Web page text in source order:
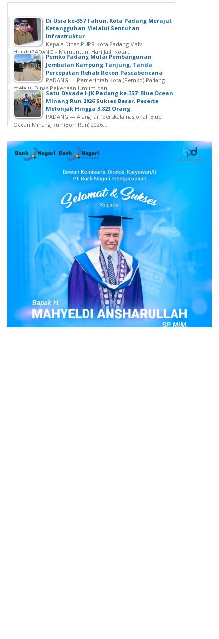
Di Usia ke-357 Tahun, Kota Padang Merajut
Ketangguhan Melalui Sentuhan
Infrastruktur ‎
Kepala Dinas PUPR Kota Padang Malvi
HendriPADANG - Momentum Hari Jadi Kota...
Pemko Padang Mulai Pembangunan
Jembatan Kampung Tanjung, Tanda
Percepatan Rehab Rekon Pascabencana
PADANG — Pemerintah Kota (Pemko) Padang
melalui Dinas Pekerjaan Umum dan...
Satu Dekade HJK Padang ke-357: Blue Ocean
Minang Run 2026 Sukses Besar, Peserta
Melonjak Hingga 3.823 Orang
PADANG — Ajang lari berskala nasional, Blue
Ocean Minang Run (BomRun) 2026,...